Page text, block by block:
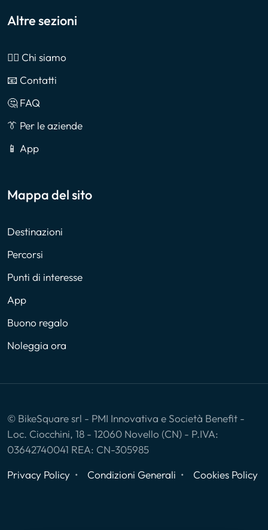
Altre sezioni
🙎‍♂️ Chi siamo
📧 Contatti
🤔 FAQ
👔 Per le aziende
📱 App
Mappa del sito
Destinazioni
Percorsi
Punti di interesse
App
Buono regalo
Noleggia ora
© BikeSquare srl - PMI Innovativa e Società Benefit -
Loc. Ciocchini, 18 - 12060 Novello (CN) - P.IVA:
03642740041 REA: CN-305985
Privacy Policy
Condizioni Generali Cookies Policy